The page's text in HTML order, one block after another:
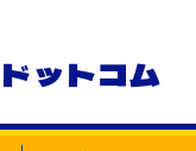
ドットコム